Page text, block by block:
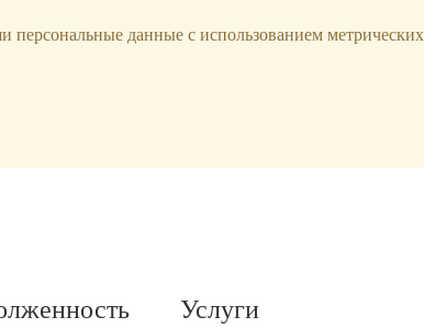
Услуги
персональные данные с использованием метрических